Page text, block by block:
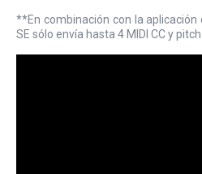
**En combinación con la
SE sólo envía hasta 4 MIDI CC y pitch